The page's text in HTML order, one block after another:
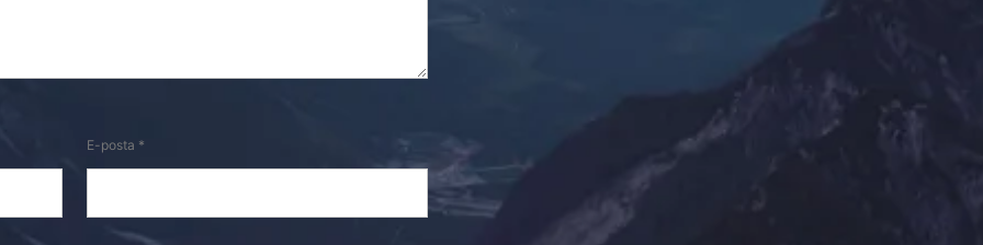
E-posta *